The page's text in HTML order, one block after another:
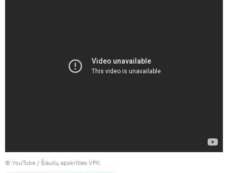
© YouTube / Šiaulių apskrities VPK